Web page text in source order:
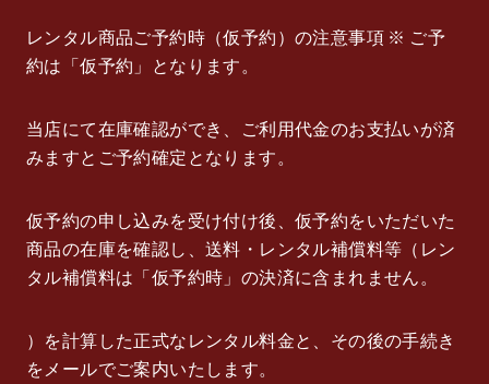
レンタル商品ご予約時（仮予約）の注意事項 ※ ご予
約は「仮予約」となります。
当店にて在庫確認ができ、ご利用代金のお支払いが済
みますとご予約確定となります。
仮予約の申し込みを受け付け後、仮予約をいただいた
商品の在庫を確認し、送料・レンタル補償料等（レン
タル補償料は「仮予約時」の決済に含まれません。
）を計算した正式なレンタル料金と、その後の手続き
をメールでご案内いたします。